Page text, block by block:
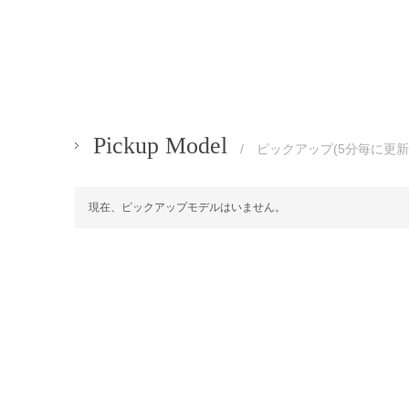
Pickup Model / ピックアップ(5分毎に更
現在、ピックアップモデルはいません。